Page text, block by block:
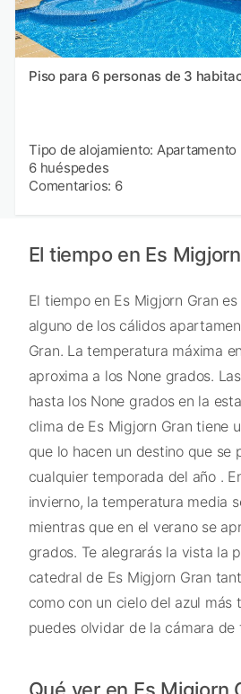
Piso para 6 personas de 3
Tipo de alojamiento: Apartamento
6 huéspedes
Comentarios: 6
El tiempo en Es
El tiempo en Es Migjorn Gran
alguno de los cálidos
Gran. La temperatura máxima
aproxima a los None grados.
hasta los None grados en la
clima de Es Migjorn Gran tiene
que lo hacen un destino que se
cualquier temporada del año .
invierno, la temperatura media
mientras que en el verano se
grados. Te alegrarás la vista la
catedral de Es Migjorn Gran
como con un cielo del azul más
puedes olvidar de la cámara de